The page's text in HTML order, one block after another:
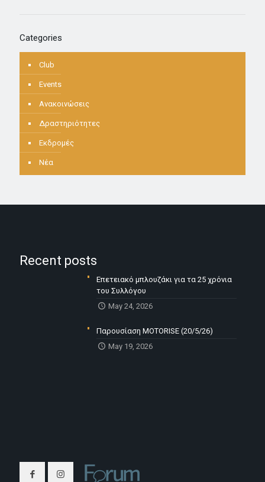
Categories
Club
Events
Ανακοινώσεις
Δραστηριότητες
Εκδρομές
Νέα
Recent posts
Επετειακό μπλουζάκι για τα 25 χρόνια
του Συλλόγου
May 24, 2026
Παρουσίαση MOTORISE (20/5/26)
May 19, 2026